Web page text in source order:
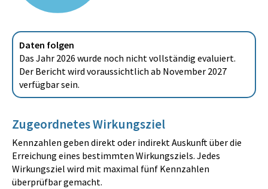
Daten folgen
Das Jahr 2026 wurde noch nicht vollständig evaluiert.
Der Bericht wird voraussichtlich ab November 2027
verfügbar sein.
Zugeordnetes Wirkungsziel
Kennzahlen geben direkt oder indirekt Auskunft über die
Erreichung eines bestimmten Wirkungsziels. Jedes
Wirkungsziel wird mit maximal fünf Kennzahlen
überprüfbar gemacht.